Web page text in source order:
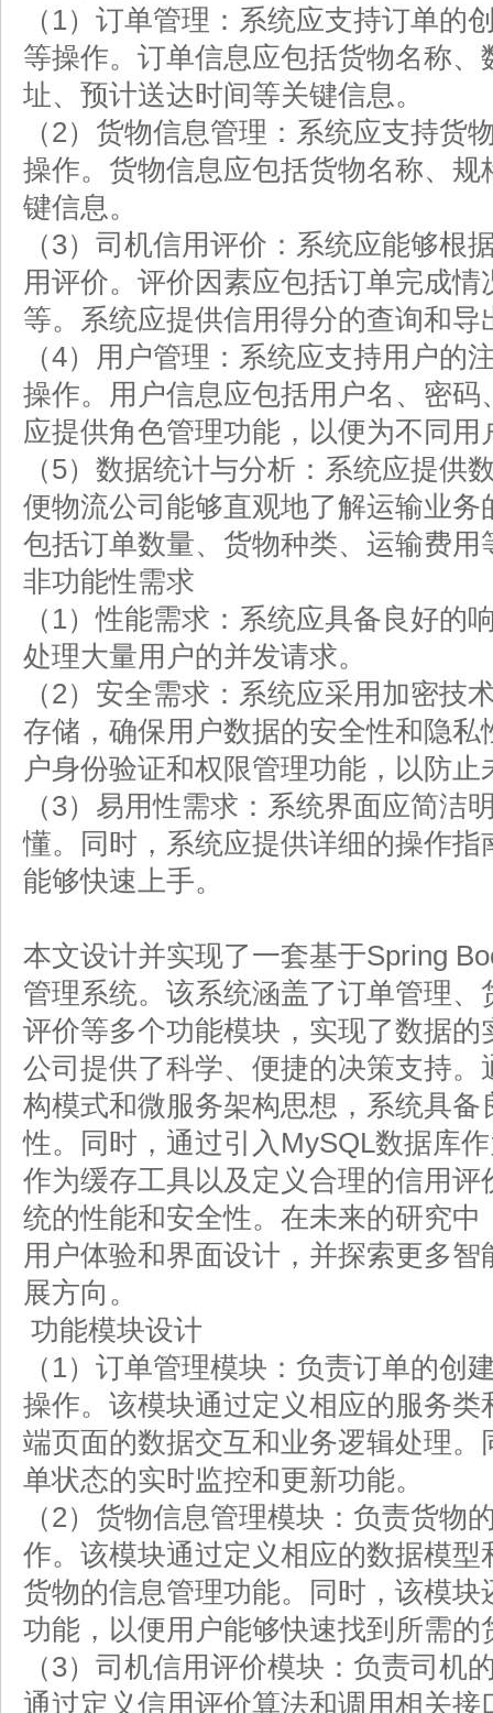
（1）订单管理：系统应支持订单的
等操作。订单信息应包括货物名称
址、预计送达时间等关键信息。
（2）货物信息管理：系统应支持货
操作。货物信息应包括货物名称、
键信息。
（3）司机信用评价：系统应能够根
用评价。评价因素应包括订单完成
等。系统应提供信用得分的查询和导
（4）用户管理：系统应支持用户的
操作。用户信息应包括用户名、密
应提供角色管理功能，以便为不同
（5）数据统计与分析：系统应提供
便物流公司能够直观地了解运输业
包括订单数量、货物种类、运输费用
非功能性需求
（1）性能需求：系统应具备良好的
处理大量用户的并发请求。
（2）安全需求：系统应采用加密技
存储，确保用户数据的安全性和隐
户身份验证和权限管理功能，以防
（3）易用性需求：系统界面应简洁
懂。同时，系统应提供详细的操作
能够快速上手。
本文设计并实现了一套基于Spring
管理系统。该系统涵盖了订单管理
评价等多个功能模块，实现了数据
公司提供了科学、便捷的决策支持
构模式和微服务架构思想，系统具
性。同时，通过引入MySQL数据库
作为缓存工具以及定义合理的信用
统的性能和安全性。在未来的研究
用户体验和界面设计，并探索更多
展方向。
功能模块设计
（1）订单管理模块：负责订单的创
操作。该模块通过定义相应的服务
端页面的数据交互和业务逻辑处理
单状态的实时监控和更新功能。
（2）货物信息管理模块：负责货物
作。该模块通过定义相应的数据模
货物的信息管理功能。同时，该模
功能，以便用户能够快速找到所需的
（3）司机信用评价模块：负责司机
通过定义信用评价算法和调用相关